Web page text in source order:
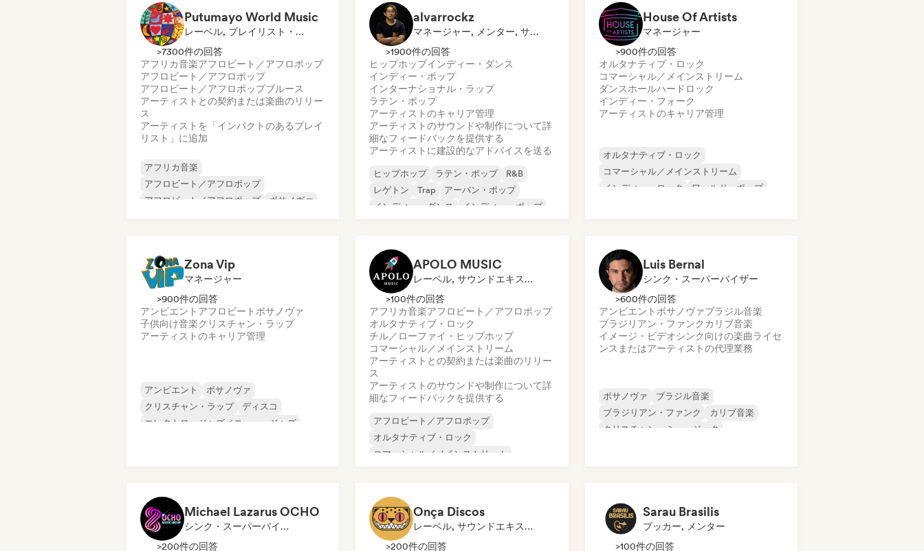
Putumayo World Music
レーベル, プレイリスト・キュレーター
>7300件の回答
アフリカ音楽アフロビート／アフロポップ
アフロビート／アフロポップ
アフロビート／アフロポップブルース
アーティストとの契約または楽曲のリリー
ス
アーティストを「インパクトのあるプレイ
リスト」に追加
アフリカ音楽
アフロビート／アフロポップ
アフロビート／アフロポップ
ボサノヴァ
alvarrockz
マネージャー, メンター, サウンドエキスパート
>1900件の回答
ヒップホップインディー・ダンス
インディー・ポップ
インターナショナル・ラップ
ラテン・ポップ
アーティストのキャリア管理
アーティストのサウンドや制作について詳
細なフィードバックを提供する
アーティストに建設的なアドバイスを送る
ヒップホップ ラテン・ポップ
R&B
レゲトン
Trap
アーバン・ポップ
インディー・ダンス
インディー・ポップ
House Of Artists
マネージャー
>900件の回答
オルタナティブ・ロック
コマーシャル／メインストリーム
ダンスホールハードロック
インディー・フォーク
アーティストのキャリア管理
オルタナティブ・ロック
コマーシャル／メインストリーム
インディー・ロック
ワールド・ポップ
Zona Vip
マネージャー
>900件の回答
アンビエント アフロビート ボサノヴァ
子供向け音楽クリスチャン・ラップ
アーティストのキャリア管理
アンビエント
ボサノヴァ
クリスチャン・ラップ
ディスコ
エレクトロ・ジャズ／ニュー・ジャズ
APOLO MUSIC
レーベル, サウンドエキスパート
>100件の回答
アフリカ音楽アフロビート／アフロポップ
オルタナティブ・ロック
チル／ローファイ・ヒップホップ
コマーシャル／メインストリーム
アーティストとの契約または楽曲のリリー
ス
アーティストのサウンドや制作について詳
細なフィードバックを提供する
アフロビート／アフロポップ
オルタナティブ・ロック
コマーシャル／メインストリーム
ラテン・ポップ
Luis Bernal
シンク・スーパーバイザー
>600件の回答
アンビエント ボサノヴァブラジル音楽
ブラジリアン・ファンク カリブ音楽
イメージ・ビデオシンク向けの楽曲ライセ
ンスまたはアーティストの代理業務
ボサノヴァ
ブラジル音楽
ブラジリアン・ファンク
カリブ音楽
クリスチャン・ミュージック
Michael Lazarus OCHO
シンク・スーパーバイザー
>200件の回答
Onça Discos
レーベル, サウンドエキスパート
>200件の回答
Sarau Brasilis
ブッカー, メンター
>100件の回答